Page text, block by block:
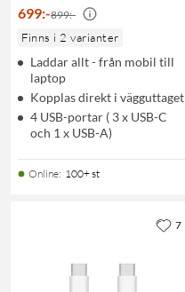
699:-899:-
Finns i 2 varianter
Laddar allt - från mobil till
laptop
Kopplas direkt i vägguttaget
4 USB-portar ( 3 x USB-C
och 1 x USB-A)
Online: 100+ st
7